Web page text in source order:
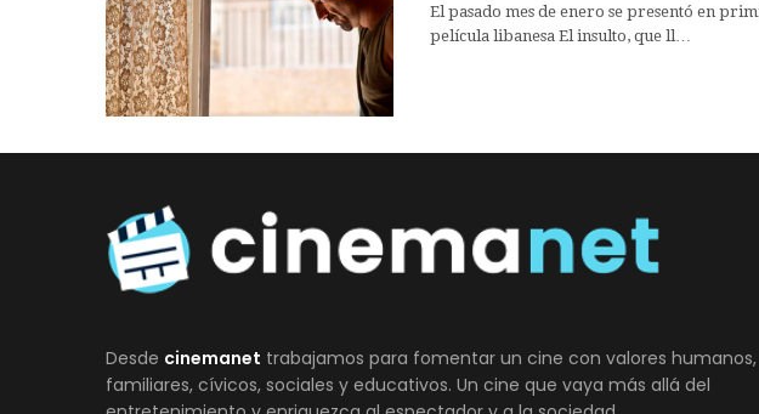
El pasado mes de enero se presentó en
película libanesa El insulto, que ll…
Desde cinemanet trabajamos para fomentar un cine con valores humanos,
familiares, cívicos, sociales y educativos. Un cine que vaya más allá del